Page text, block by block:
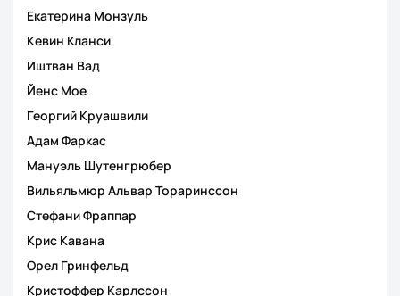
Екатерина Монзуль
Кевин Кланси
Иштван Вад
Йенс Мое
Георгий Круашвили
Адам Фаркас
Мануэль Шутенгрюбер
Вильяльмюр Альвар Тораринссон
Стефани Фраппар
Крис Кавана
Орел Гринфельд
Кристоффер Карлссон